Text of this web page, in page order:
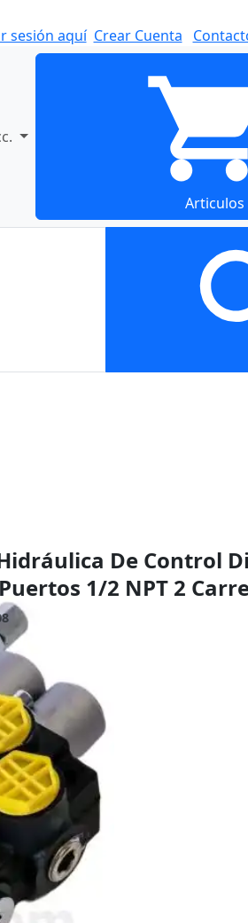
hoy.
sesión aquí Crear Cuenta
Articulos
De Control
1/2 NPT 2